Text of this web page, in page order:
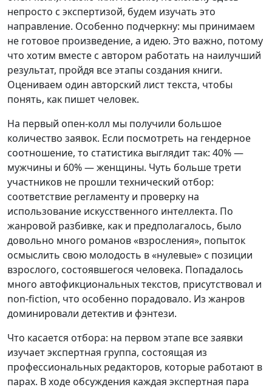
непросто с экспертизой, будем изучать это
направление. Особенно подчеркну: мы принимаем
не готовое произведение, а идею. Это важно, потому
что хотим вместе с автором работать на наилучший
результат, пройдя все этапы создания книги.
Оцениваем один авторский лист текста, чтобы
понять, как пишет человек.
На первый опен-колл мы получили большое
количество заявок. Если посмотреть на гендерное
соотношение, то статистика выглядит так: 40% —
мужчины и 60% — женщины. Чуть больше трети
участников не прошли технический отбор:
соответствие регламенту и проверку на
использование искусственного интеллекта. По
жанровой разбивке, как и предполагалось, было
довольно много романов «взросления», попыток
осмыслить свою молодость в «нулевые» с позиции
взрослого, состоявшегося человека. Попадалось
много автофикциональных текстов, присутствовал и
non-fiction, что особенно порадовало. Из жанров
доминировали детектив и фэнтези.
Что касается отбора: на первом этапе все заявки
изучает экспертная группа, состоящая из
профессиональных редакторов, которые работают в
парах. В ходе обсуждения каждая экспертная пара